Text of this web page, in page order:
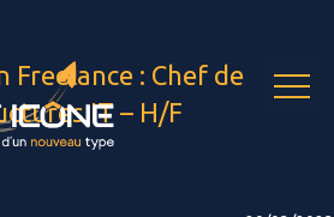
Freelance : Chef de
IT – H/F